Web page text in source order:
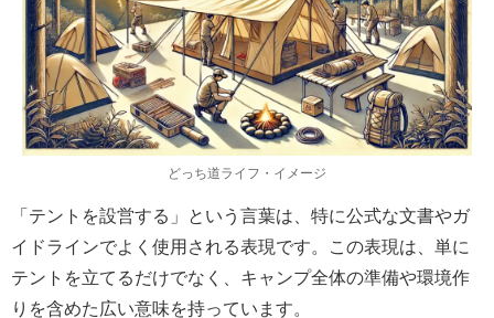
どっち道ライフ・イメージ
「テントを設営する」という言葉は、特に公式な文書やガ
イドラインでよく使用される表現です。この表現は、単に
テントを立てるだけでなく、キャンプ全体の準備や環境作
りを含めた広い意味を持っています。